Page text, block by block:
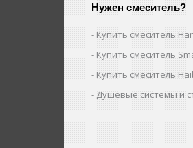
Нужен смеситель?
Купить смеситель
Купить смеситель
Купить смеситель
Душевые системы и